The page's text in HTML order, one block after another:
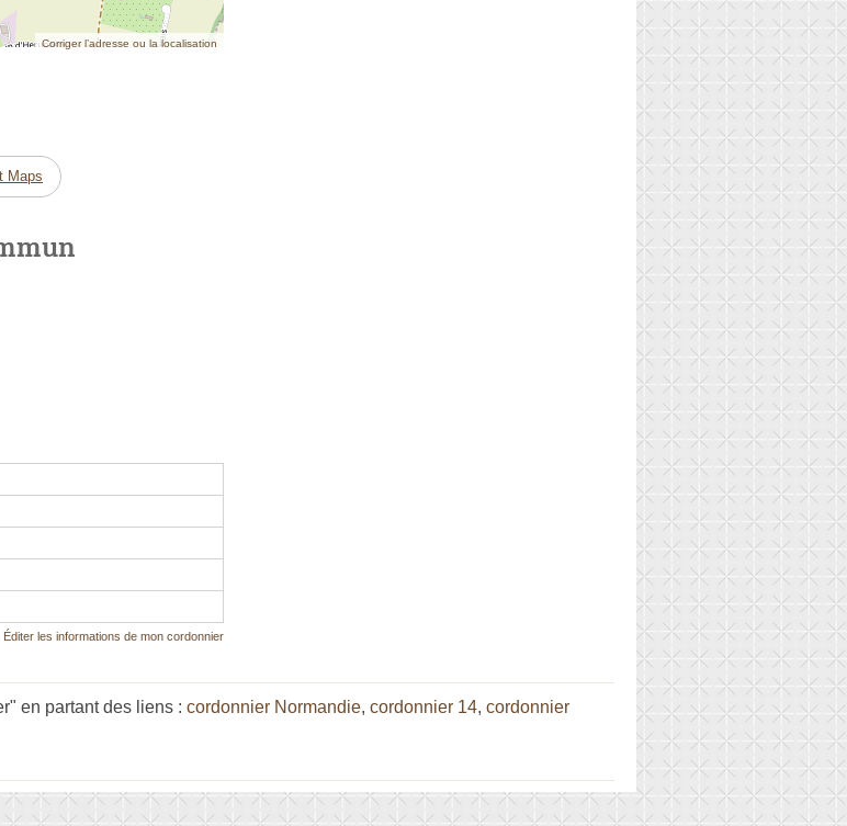
Corriger l’adresse ou la localisation
Maps
Éditer les informations de mon cordonnier
en partant des liens : cordonnier Normandie, cordonnier 14, cordonnier